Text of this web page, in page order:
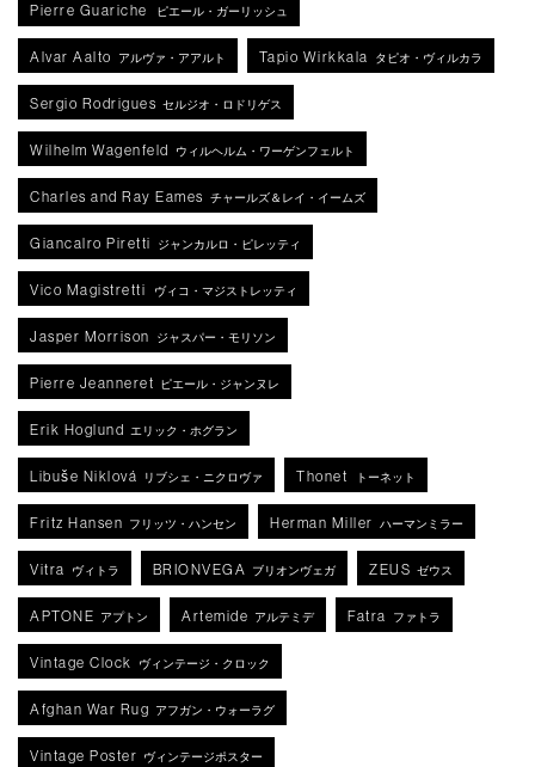
Pierre Guariche ピエール・ガーリッシュ
Alvar Aalto アルヴァ・アアルト Tapio Wirkkala タピオ・ヴィルカラ
Sergio Rodrigues セルジオ・ロドリゲス
Wilhelm Wagenfeld ウィルヘルム・ワーゲンフェルト
Charles and Ray Eames チャールズ＆レイ・イームズ
Giancalro Piretti ジャンカルロ・ピレッティ
Vico Magistretti ヴィコ・マジストレッティ
Jasper Morrison ジャスパー・モリソン
Pierre Jeanneret ピエール・ジャンヌレ
Erik Hoglund エリック・ホグラン
Libuše Niklová リブシェ・ニクロヴァ Thonet トーネット
Fritz Hansen フリッツ・ハンセン Herman Miller ハーマンミラー
Vitra ヴィトラ BRIONVEGA ブリオンヴェガ ZEUS ゼウス
APTONE アプトン Artemide アルテミデ Fatra ファトラ
Vintage Clock ヴィンテージ・クロック
Afghan War Rug アフガン・ウォーラグ
Vintage Poster ヴィンテージポスター